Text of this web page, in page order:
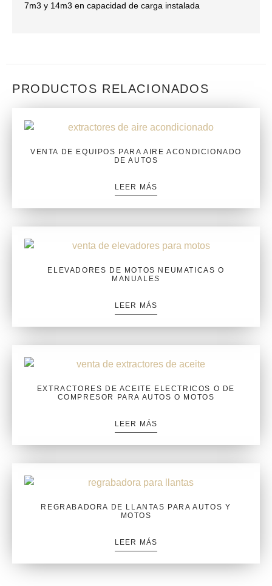
7m3 y 14m3 en capacidad de carga instalada
PRODUCTOS RELACIONADOS
VENTA DE EQUIPOS PARA AIRE ACONDICIONADO
DE AUTOS
LEER MÁS
ELEVADORES DE MOTOS NEUMATICAS O
MANUALES
LEER MÁS
EXTRACTORES DE ACEITE ELECTRICOS O DE
COMPRESOR PARA AUTOS O MOTOS
LEER MÁS
REGRABADORA DE LLANTAS PARA AUTOS Y
MOTOS
LEER MÁS